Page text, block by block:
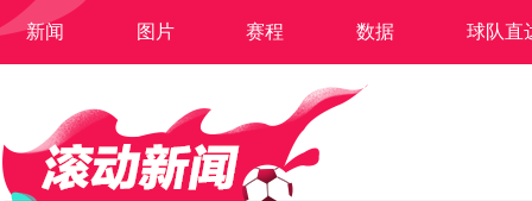
新闻 图片 赛程 数据 球队直